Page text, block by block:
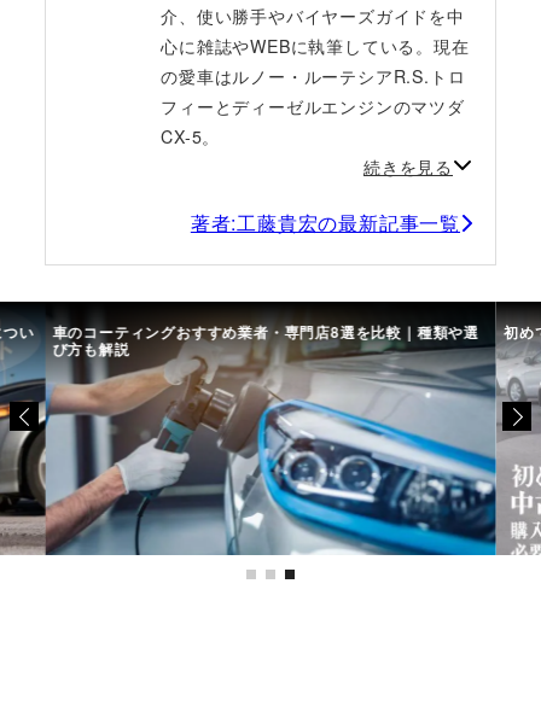
介、使い勝手やバイヤーズガイドを中
心に雑誌やWEBに執筆している。現在
の愛車はルノー・ルーテシアR.S.トロ
フィーとディーゼルエンジンのマツダ
CX-5。
続きを見る
著者:工藤貴宏の最新記事一覧
い 車のコーティングおすすめ業者・専門店8選を比較｜種類や選
び方も解説
初め